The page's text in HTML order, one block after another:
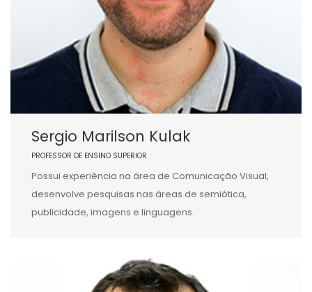
Sergio Marilson Kulak
PROFESSOR DE ENSINO SUPERIOR
Possui experiência na área de Comunicação Visual,
desenvolve pesquisas nas áreas de semiótica,
publicidade, imagens e linguagens.